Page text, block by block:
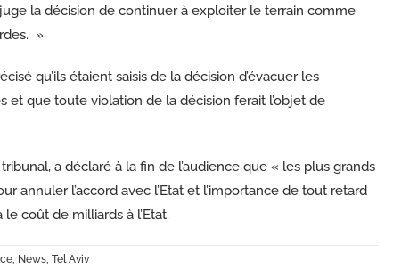
la décision de continuer à exploiter le terrain comme
»
qu’ils étaient saisis de la décision d’évacuer les
et que toute violation de la décision ferait l’objet de
a déclaré à la fin de l’audience que « les plus grands
annuler l’accord avec l’Etat et l’importance de tout retard
coût de milliards à l’Etat.
, News, Tel Aviv